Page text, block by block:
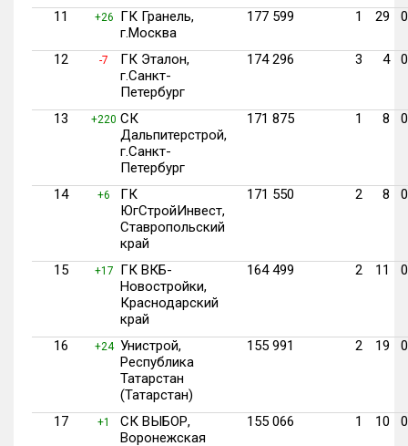
11 +26
ГК Гранель,
г.Москва
177 599 1 29 0
12 -7
ГК Эталон,
г.Санкт-
Петербург
174 296 3 4 0
13 +220 СК
Дальпитерстрой,
г.Санкт-
Петербург
171 875 1 8 0
14 +6
ГК
ЮгСтройИнвест,
Ставропольский
край
171 550 2 8 0
15 +17
ГК ВКБ-
Новостройки,
Краснодарский
край
164 499 2 11 0
16 +24 Унистрой,
Республика
Татарстан
(Татарстан)
155 991 2 19 0
17 +1
СК ВЫБОР,
Воронежская
155 066 1 10 0